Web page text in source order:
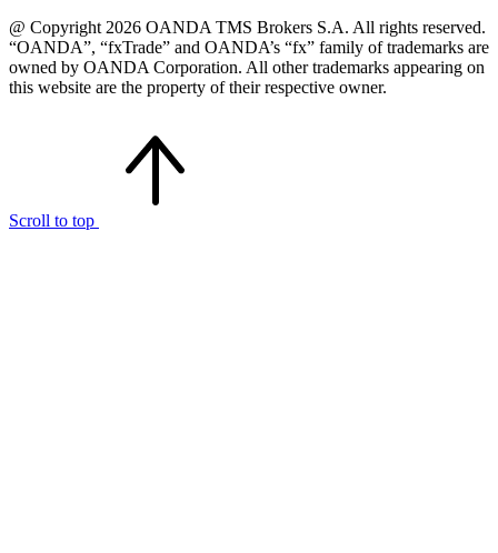
@ Copyright 2026 OANDA TMS Brokers S.A. All rights reserved.
“OANDA”, “fxTrade” and OANDA’s “fx” family of trademarks are
owned by OANDA Corporation. All other trademarks appearing on
this website are the property of their respective owner.
Scroll to top